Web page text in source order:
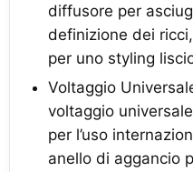
diffusore per
definizione dei
per uno styling
Voltaggio
voltaggio
per l’uso
anello di aggancio